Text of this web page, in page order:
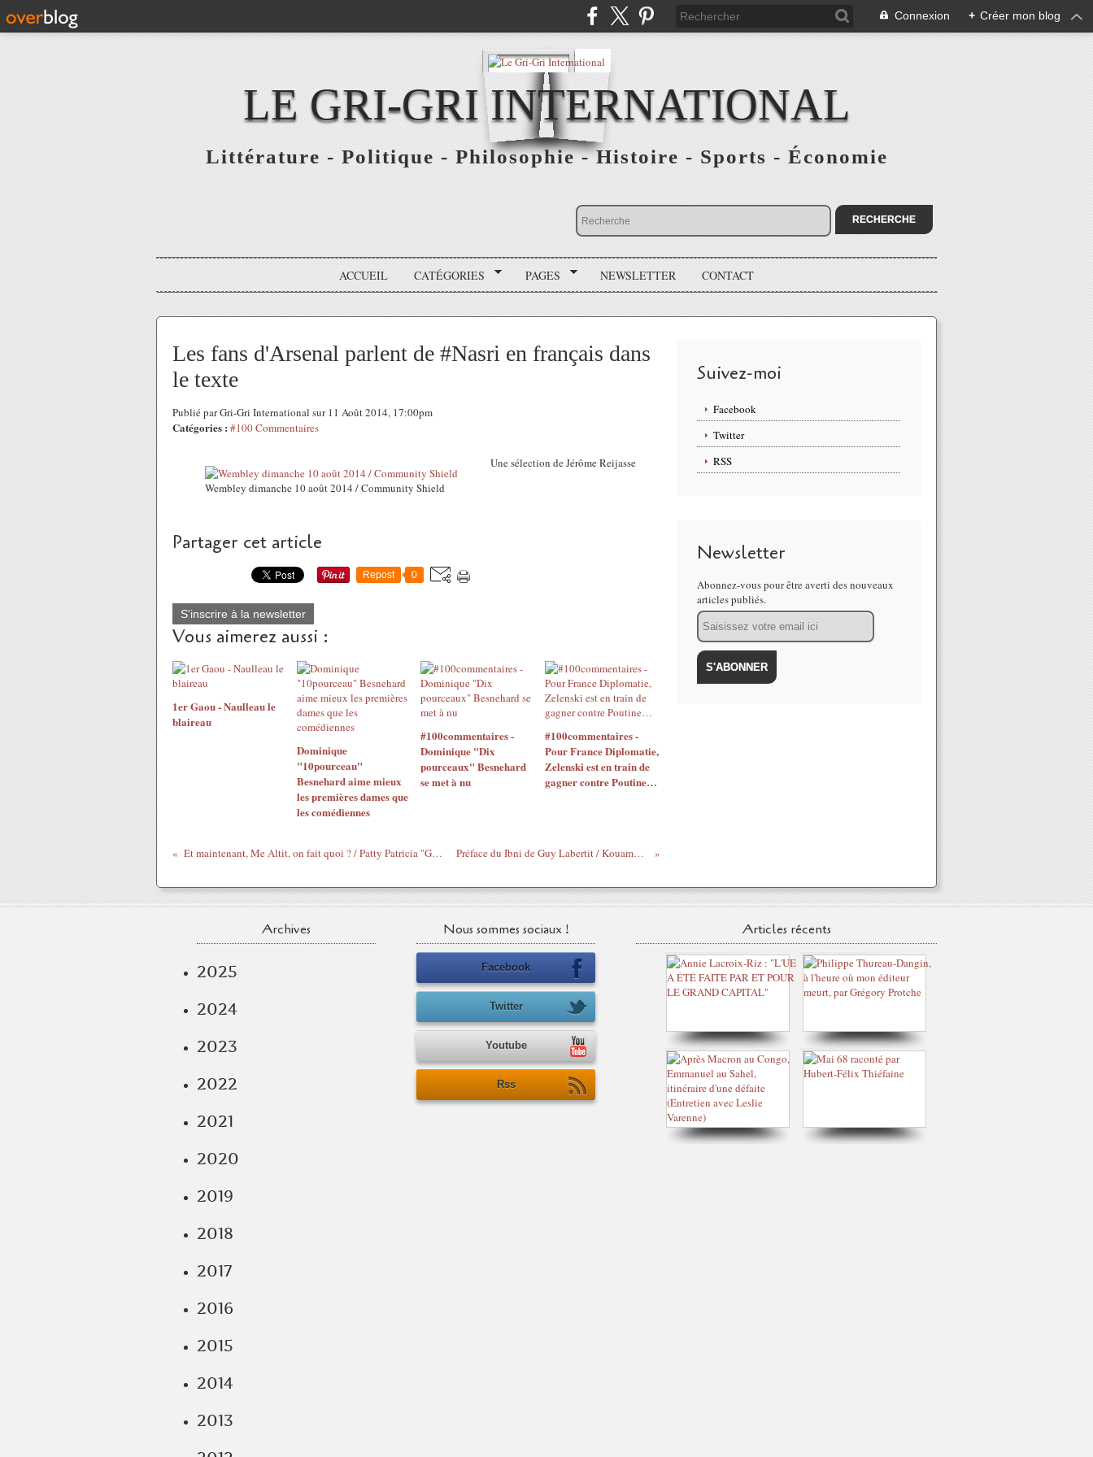
Connexion + Créer mon blog
LE GRI-GRI INTERNATIONAL
Littérature - Politique - Philosophie - Histoire - Sports - Économie
ACCUEIL CATÉGORIES PAGES NEWSLETTER CONTACT
Les fans d'Arsenal parlent de #Nasri en français dans
le texte
Publié par Gri-Gri International sur 11 Août 2014, 17:00pm
Catégories : #100 Commentaires
Wembley dimanche 10 août 2014 / Community Shield
Une sélection de Jérôme Reijasse
Partager cet article
Repost 0
S'inscrire à la newsletter
Vous aimerez aussi :
1er Gaou - Naulleau le
blaireau
Dominique
"10pourceau"
Besnehard aime mieux
les premières dames que
les comédiennes
#100commentaires -
Dominique "Dix
pourceaux" Besnehard
se met à nu
#100commentaires -
Pour France Diplomatie,
Zelenski est en train de
gagner contre Poutine…
Et maintenant, Me Altit, on fait quoi ? / Patty Patricia "GO Gbagbo du moment" Préface du Ibni de Guy Labertit / Kouamouo lu par Protche
Suivez-moi
Facebook
Twitter
RSS
Newsletter
Abonnez-vous pour être averti des nouveaux
articles publiés.
Email
Archives
2025
2024
2023
2022
2021
2020
2019
2018
2017
2016
2015
2014
2013
Nous sommes sociaux !
Facebook
Twitter
Youtube
Rss
Articles récents